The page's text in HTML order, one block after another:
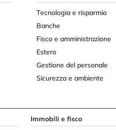
Tecnologia e risparmio
Banche
Fisco e amministrazione
Estero
Gestione del personale
Sicurezza e ambiente
Immobili e fisco